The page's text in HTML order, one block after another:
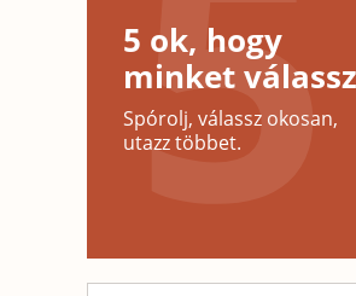
5 ok, hogy
minket
Spórolj, válassz okosan,
utazz többet.